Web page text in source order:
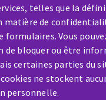
telles que la
matière de
formulaires. Vous
de bloquer ou être
certaines parties du
ne stockent
personnelle.
Contactez-